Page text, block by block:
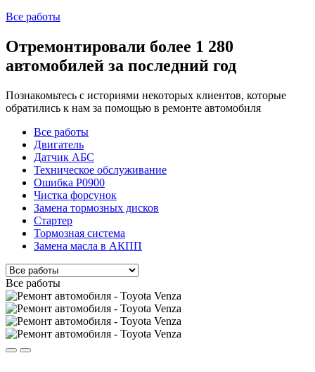
Все работы
Отремонтировали более 1 280
автомобилей за последний год
Познакомьтесь с историями некоторых клиентов, которые
обратились к нам за помощью в ремонте автомобиля
Все работы
Двигатель
Датчик АБС
Техническое обслуживание
Ошибка P0900
Чистка форсунок
Замена тормозных дисков
Стартер
Тормозная система
Замена масла в АКПП
Все работы